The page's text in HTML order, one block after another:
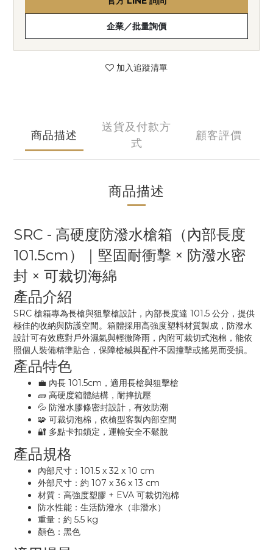
企業／批量詢價
加入追蹤清單
商品描述
送貨及付款方
式
顧客評價
商品描述
SRC - 高硬度防潑水槍箱（內部長度
101.5cm）｜堅固耐衝擊 × 防潑水密
封 × 可裁切海綿
產品介紹
SRC 槍箱專為長槍與狙擊槍設計，內部長度達 101.5 公分，提供
極佳的收納與防護空間。箱體採用高強度塑料材質製成，防潑水
設計可有效應對戶外濕氣與輕微降雨，內附可裁切式泡棉，能依
照個人裝備精準貼合，保障槍械與配件不因撞擊或搖晃而受損。
產品特色
💼 內長 101.5cm，適用長槍與狙擊槍
🧱 高硬度箱體結構，耐摔抗壓
💦 防潑水膠條密封設計，有效防潮
🧩 可裁切泡棉，依槍型客製內部空間
🔐 多點卡扣鎖定，運輸安全不鬆脫
產品規格
內部尺寸：101.5 x 32 x 10 cm
外部尺寸：約 107 x 36 x 13 cm
材質：高強度塑膠 + EVA 可裁切泡棉
防水性能：生活防潑水（非潛水）
重量：約 5.5 kg
顏色：黑色